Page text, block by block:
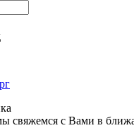
свяжемся с Вами в